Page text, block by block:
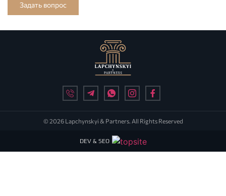
Задать вопрос
© 2026 Lapchynskyi & Partners. All Rights Reserved
DEV & SEO